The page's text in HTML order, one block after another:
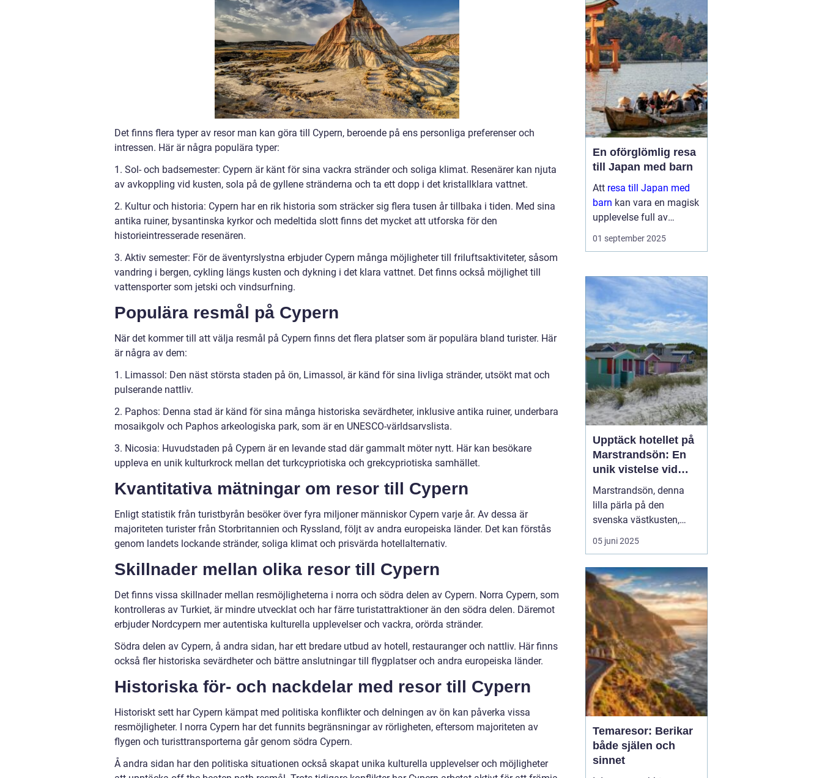
Det finns flera typer av resor man kan göra till Cypern, beroende på ens personliga preferenser och
intressen. Här är några populära typer:
1. Sol- och badsemester: Cypern är känt för sina vackra stränder och soliga klimat. Resenärer kan njuta
av avkoppling vid kusten, sola på de gyllene stränderna och ta ett dopp i det kristallklara vattnet.
2. Kultur och historia: Cypern har en rik historia som sträcker sig flera tusen år tillbaka i tiden. Med sina
antika ruiner, bysantinska kyrkor och medeltida slott finns det mycket att utforska för den
historieintresserade resenären.
3. Aktiv semester: För de äventyrslystna erbjuder Cypern många möjligheter till friluftsaktiviteter, såsom
vandring i bergen, cykling längs kusten och dykning i det klara vattnet. Det finns också möjlighet till
vattensporter som jetski och vindsurfning.
Populära resmål på Cypern
När det kommer till att välja resmål på Cypern finns det flera platser som är populära bland turister. Här
är några av dem:
1. Limassol: Den näst största staden på ön, Limassol, är känd för sina livliga stränder, utsökt mat och
pulserande nattliv.
2. Paphos: Denna stad är känd för sina många historiska sevärdheter, inklusive antika ruiner, underbara
mosaikgolv och Paphos arkeologiska park, som är en UNESCO-världsarvslista.
3. Nicosia: Huvudstaden på Cypern är en levande stad där gammalt möter nytt. Här kan besökare
uppleva en unik kulturkrock mellan det turkcypriotiska och grekcypriotiska samhället.
Kvantitativa mätningar om resor till Cypern
Enligt statistik från turistbyrån besöker över fyra miljoner människor Cypern varje år. Av dessa är
majoriteten turister från Storbritannien och Ryssland, följt av andra europeiska länder. Det kan förstås
genom landets lockande stränder, soliga klimat och prisvärda hotellalternativ.
Skillnader mellan olika resor till Cypern
Det finns vissa skillnader mellan resmöjligheterna i norra och södra delen av Cypern. Norra Cypern, som
kontrolleras av Turkiet, är mindre utvecklat och har färre turistattraktioner än den södra delen. Däremot
erbjuder Nordcypern mer autentiska kulturella upplevelser och vackra, orörda stränder.
Södra delen av Cypern, å andra sidan, har ett bredare utbud av hotell, restauranger och nattliv. Här finns
också fler historiska sevärdheter och bättre anslutningar till flygplatser och andra europeiska länder.
Historiska för- och nackdelar med resor till Cypern
Historiskt sett har Cypern kämpat med politiska konflikter och delningen av ön kan påverka vissa
resmöjligheter. I norra Cypern har det funnits begränsningar av rörligheten, eftersom majoriteten av
flygen och turisttransporterna går genom södra Cypern.
Å andra sidan har den politiska situationen också skapat unika kulturella upplevelser och möjligheter
fylld med aktiviteter...
En oförglömlig resa
till Japan med barn
Att resa till Japan med
barn kan vara en magisk
upplevelse full av
äventyr och upptäckter.
Landet bjuder på en unik
kultur och modern...
01 september 2025
Upptäck hotellet på
Marstrandsön: En
unik vistelse vid
kusten
Marstrandsön, denna
lilla pärla på den
svenska västkusten,
lockar besökare från när
och fjärran med sin rika
omgivningar. När man
planerar ett besök hit,
spelar valet av...
05 juni 2025
Temaresor: Berikar
både själen och
sinnet